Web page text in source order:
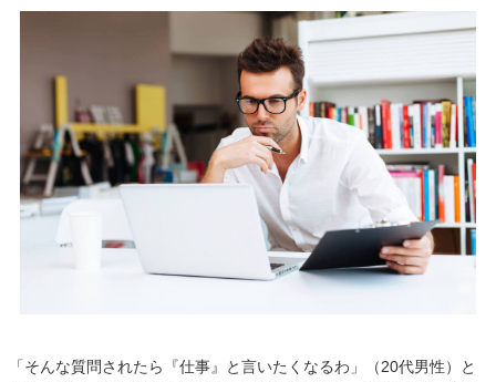
「そんな質問されたら『仕事』と言いたくなるわ」（20代男性）と